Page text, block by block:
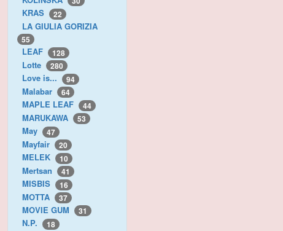
KRAS 22
LA GIULIA GORIZIA
55
LEAF 128
Lotte 280
Love is... 94
Malabar 64
MAPLE LEAF 44
MARUKAWA 53
May 47
Mayfair 20
MELEK 10
Mertsan 41
MISBIS 16
MOTTA 37
MOVIE GUM 31
N.P. 18